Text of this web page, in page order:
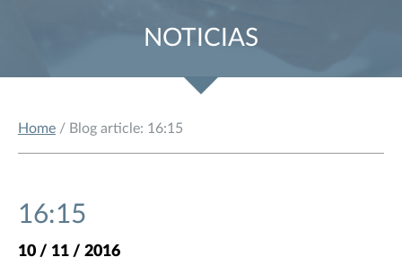
NOTICIAS
Home / Blog article: 16:15
16:15
10 / 11 / 2016